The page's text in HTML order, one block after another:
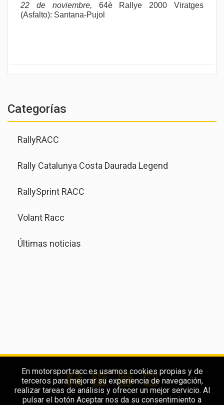
22 de noviembre, 64è Rallye 2000 Viratges
(Asfalto): Santana-Pujol
Categorías
RallyRACC
Rally Catalunya Costa Daurada Legend
RallySprint RACC
Volant Racc
Últimas noticias
En motorsport.racc.es usamos cookies propias y de
terceros para mejorar su experiencia de navegación,
realizar tareas de análisis y ofrecer un mejor servicio. Al
pulsar el botón Aceptar nos da su consentimiento a